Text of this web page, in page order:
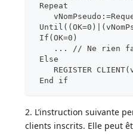
Repeat
If(OK=0)
... // Ne rien
Else
REGISTER
End if
2. L’instruction suivante
clients inscrits. Elle peut